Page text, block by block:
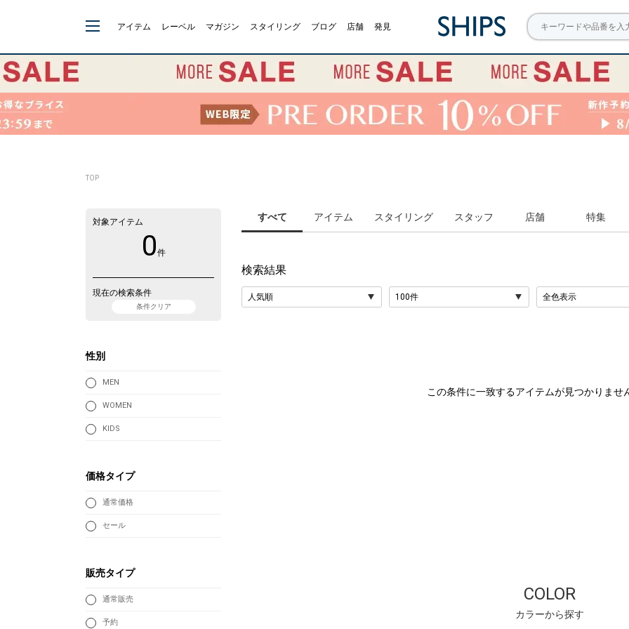
アイテム レーベル マガジン スタイリング ブログ 店舗 発見
TOP
すべて アイテム スタイリング スタッフ 店舗 特集
検索結果
この条件に一致するアイテムが見つかりませ
COLOR
カラーから探す
対象アイテム
0件
現在の検索条件
条件クリア
性別
MEN
WOMEN
KIDS
価格タイプ
通常価格
セール
販売タイプ
通常販売
予約